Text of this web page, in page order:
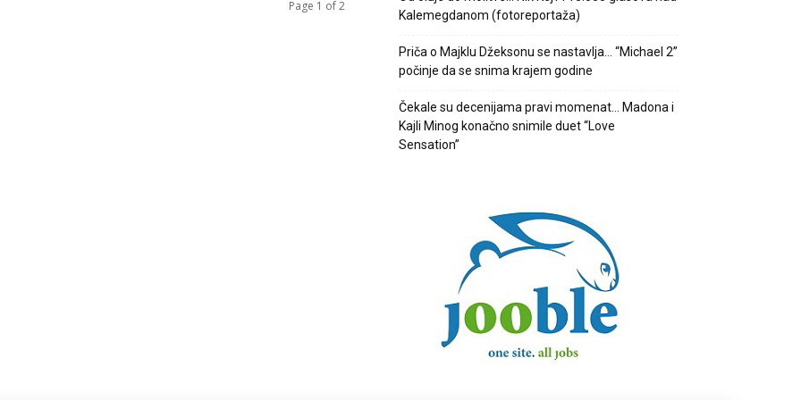
Page 1 of 2
Kalemegdanom (fotoreportaža)
Priča o Majklu Džeksonu se nastavlja… “Michael 2”
počinje da se snima krajem godine
Čekale su decenijama pravi momenat… Madona i
Kajli Minog konačno snimile duet “Love
Sensation”